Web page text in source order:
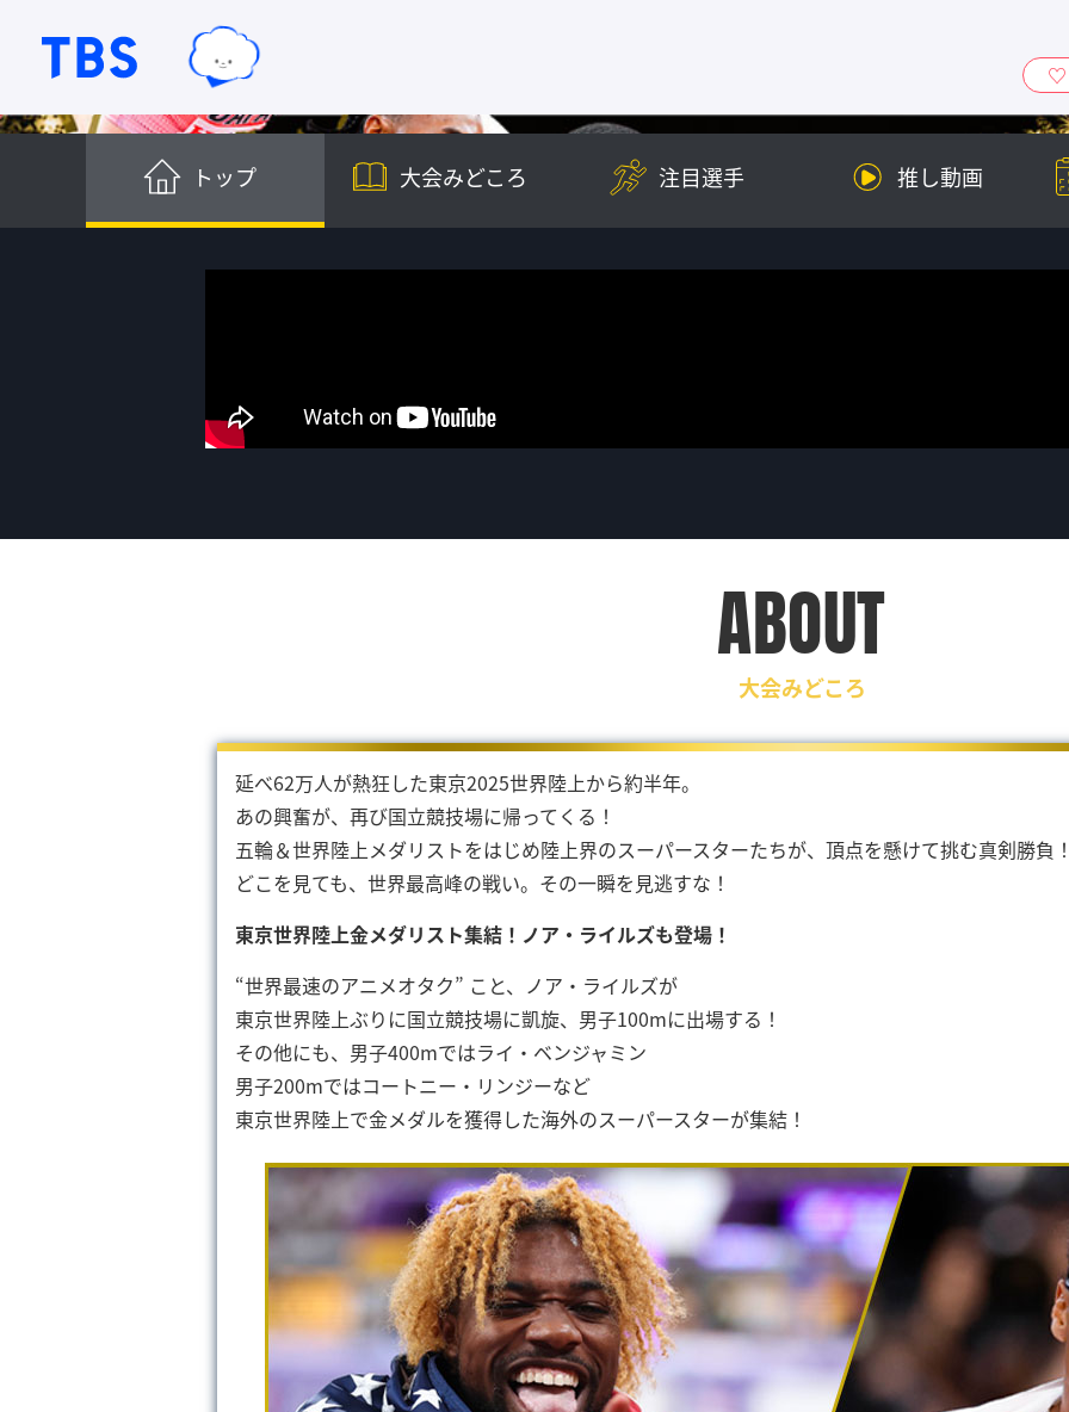
TBSテレビ｜ときめくときを。
トップ 大会みどころ 注目選手 推し動画
ABOUT
大会みどころ
延べ62万人が熱狂した東京2025世界陸上から約半年。
あの興奮が、再び国立競技場に帰ってくる！
五輪＆世界陸上メダリストをはじめ陸上界のスーパースターたちが、頂点を懸けて挑む真剣勝負
どこを見ても、世界最高峰の戦い。その一瞬を見逃すな！
東京世界陸上金メダリスト集結！ノア・ライルズも登場！
“世界最速のアニメオタク” こと、ノア・ライルズが
東京世界陸上ぶりに国立競技場に凱旋、男子100mに出場する！
その他にも、男子400mではライ・ベンジャミン
男子200mではコートニー・リンジーなど
東京世界陸上で金メダルを獲得した海外のスーパースターが集結！